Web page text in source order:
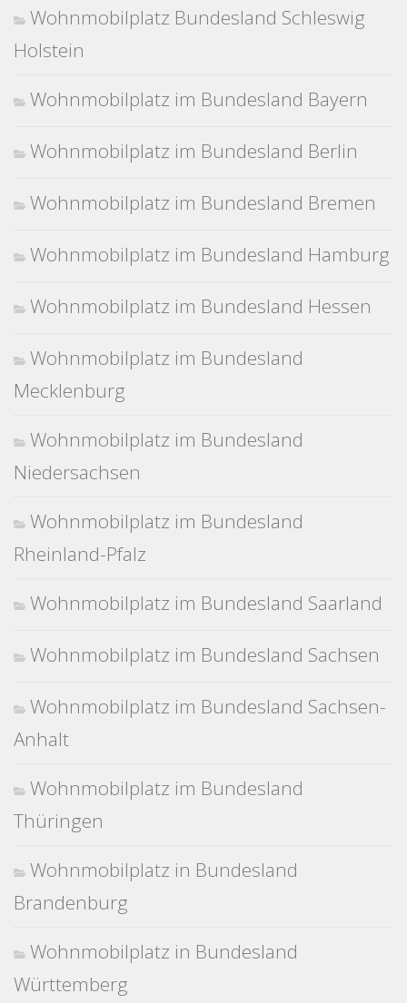
Wohnmobilplatz Bundesland Schleswig
Holstein
Wohnmobilplatz im Bundesland Bayern
Wohnmobilplatz im Bundesland Berlin
Wohnmobilplatz im Bundesland Bremen
Wohnmobilplatz im Bundesland Hamburg
Wohnmobilplatz im Bundesland Hessen
Wohnmobilplatz im Bundesland
Mecklenburg
Wohnmobilplatz im Bundesland
Niedersachsen
Wohnmobilplatz im Bundesland
Rheinland-Pfalz
Wohnmobilplatz im Bundesland Saarland
Wohnmobilplatz im Bundesland Sachsen
Wohnmobilplatz im Bundesland Sachsen-
Anhalt
Wohnmobilplatz im Bundesland
Thüringen
Wohnmobilplatz in Bundesland
Brandenburg
Wohnmobilplatz in Bundesland
Württemberg